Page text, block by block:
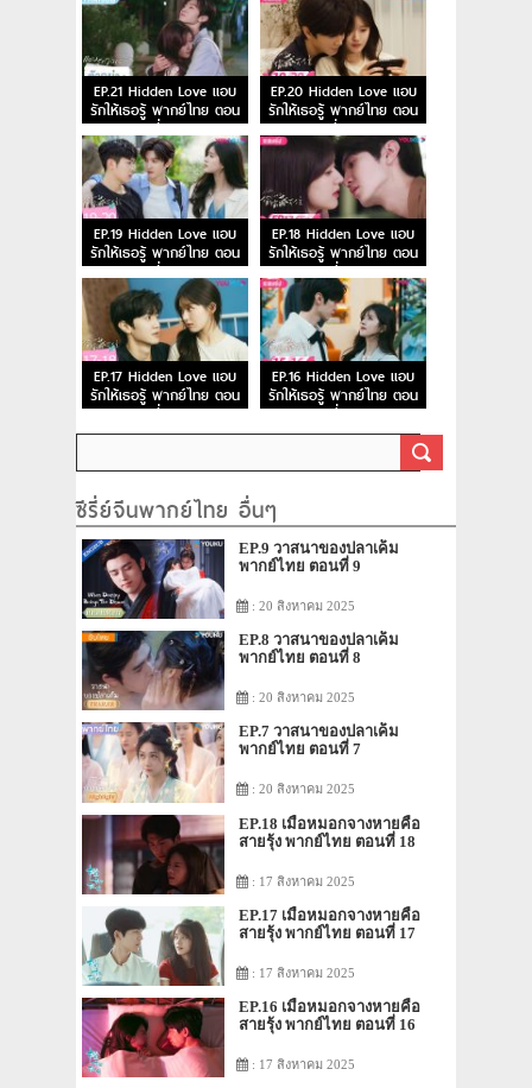
EP.21 Hidden Love แอบ
รักให้เธอรู้ พากย์ไทย ตอน
ที่ 21
EP.20 Hidden Love แอบ
รักให้เธอรู้ พากย์ไทย ตอน
ที่ 20
EP.19 Hidden Love แอบ
รักให้เธอรู้ พากย์ไทย ตอน
ที่ 19
EP.18 Hidden Love แอบ
รักให้เธอรู้ พากย์ไทย ตอน
ที่ 18
EP.17 Hidden Love แอบ
รักให้เธอรู้ พากย์ไทย ตอน
ที่ 17
EP.16 Hidden Love แอบ
รักให้เธอรู้ พากย์ไทย ตอน
ที่ 16
ซีรี่ย์จีนพากย์ไทย อื่นๆ
EP.9 วาสนาของปลาเค็ม
พากย์ไทย ตอนที่ 9
: 20 สิงหาคม 2025
EP.8 วาสนาของปลาเค็ม
พากย์ไทย ตอนที่ 8
: 20 สิงหาคม 2025
EP.7 วาสนาของปลาเค็ม
พากย์ไทย ตอนที่ 7
: 20 สิงหาคม 2025
EP.18 เมื่อหมอกจางหายคือ
สายรุ้ง พากย์ไทย ตอนที่ 18
: 17 สิงหาคม 2025
EP.17 เมื่อหมอกจางหายคือ
สายรุ้ง พากย์ไทย ตอนที่ 17
: 17 สิงหาคม 2025
EP.16 เมื่อหมอกจางหายคือ
สายรุ้ง พากย์ไทย ตอนที่ 16
: 17 สิงหาคม 2025